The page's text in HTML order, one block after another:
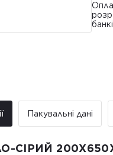
•
Пакувальні дані
СІРИЙ